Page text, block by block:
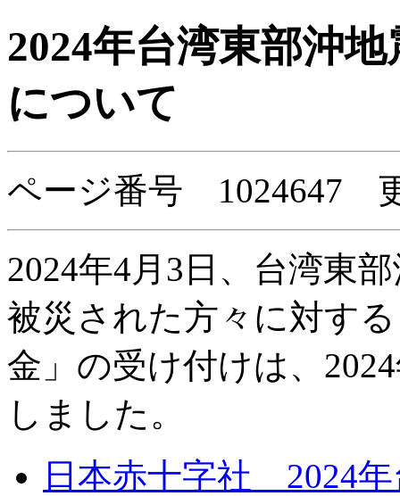
2024年台湾東部沖
について
ページ番号 1024647
2024年4月3日、台湾東
被災された方々に対す
金」の受け付けは、
しました。
日本赤十字社 2024年